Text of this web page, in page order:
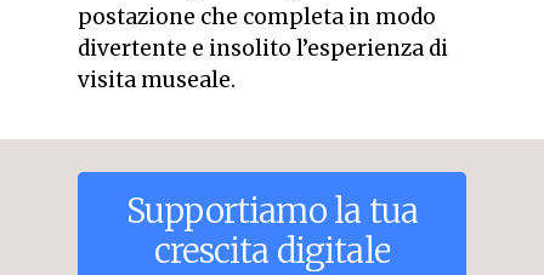
postazione che completa in modo
divertente e insolito l’esperienza di
visita museale.
Supportiamo la tua
crescita digitale